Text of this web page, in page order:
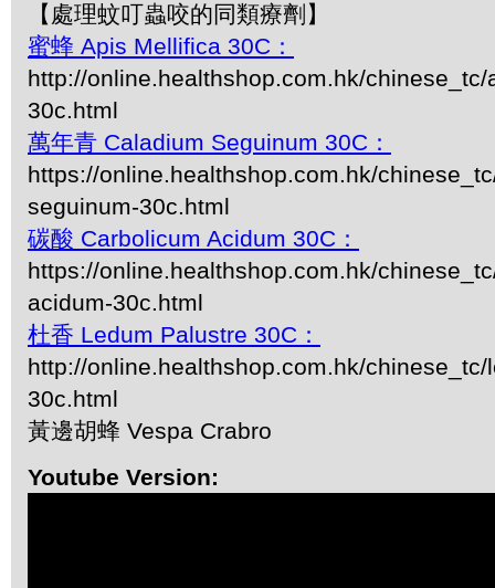
【處理蚊叮蟲咬的同類療劑】
蜜蜂 Apis Mellifica 30C：
http://online.healthshop.com.hk/
30c.html
萬年青 Caladium Seguinum 30C：
https://online.healthshop.com.hk/
seguinum-30c.html
碳酸 Carbolicum Acidum 30C：
https://online.healthshop.com.hk/
acidum-30c.html
杜香 Ledum Palustre 30C：
http://online.healthshop.com.hk/
30c.html
黃邊胡蜂 Vespa Crabro
Youtube Version: